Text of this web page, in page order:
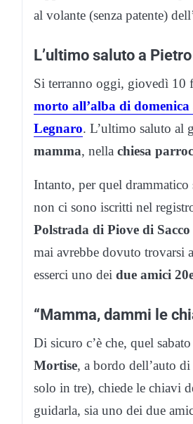
al volante (senza patente)
L’ultimo saluto a
Si terranno oggi, giovedì 10
morto all’alba di
Legnaro. L’ultimo saluto al
mamma, nella chiesa
Intanto, per quel drammatico
non ci sono iscritti nel
Polstrada di Piove di Sacco
mai avrebbe dovuto trovarsi
esserci uno dei due amici
“Mamma, dammi le
Di sicuro c’è che, quel
Mortise, a bordo dell’auto
solo in tre), chiede le chiavi
guidarla, sia uno dei due